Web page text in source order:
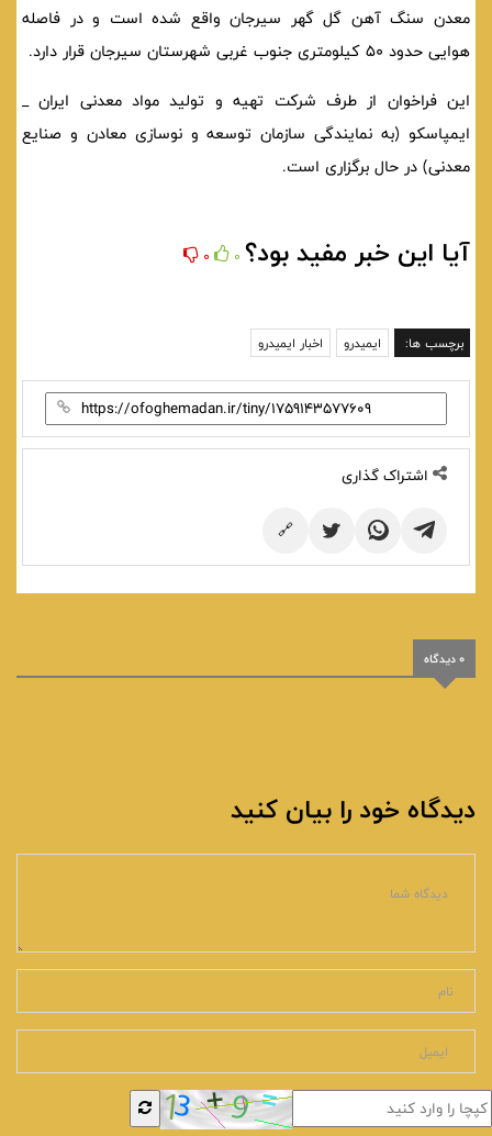
معدن سنگ آهن گل گهر سیرجان واقع شده است و در فاصله
هوایی حدود 50 کیلومتری جنوب غربی شهرستان سیرجان قرار دارد.
این فراخوان از طرف شرکت تهیه و تولید مواد معدنی ایران _
ایمپاسکو (به نمایندگی سازمان توسعه و نوسازی معادن و صنایع
معدنی) در حال برگزاری است.
آیا این خبر مفید بود؟ 0
0
برچسب ها: ایمیدرو اخبار ایمیدرو
اشتراک گذاری
🔗
0 دیدگاه
دیدگاه خود را بیان کنید